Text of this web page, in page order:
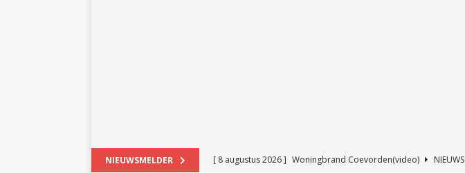
NIEUWSMELDER [ 8 augustus 2026 ] Woningbrand Coevorden(video)
NIEUWS